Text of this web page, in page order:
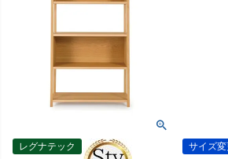
レグナテック サイズ